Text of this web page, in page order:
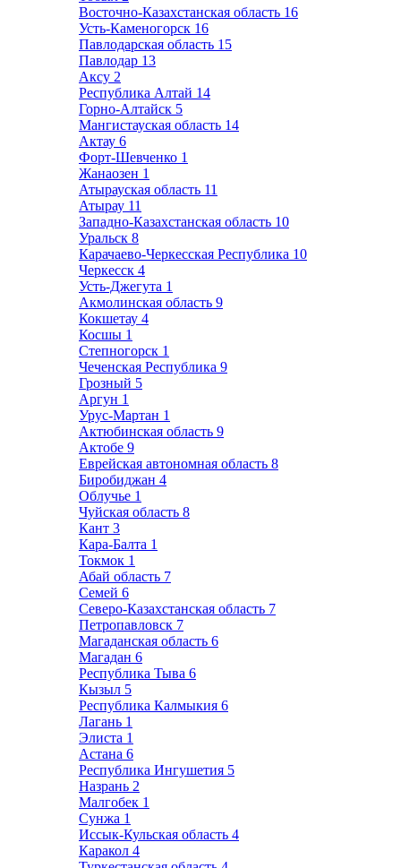
Восточно-Казахстанская область 16
Усть-Каменогорск 16
Павлодарская область 15
Павлодар 13
Аксу 2
Республика Алтай 14
Горно-Алтайск 5
Мангистауская область 14
Актау 6
Форт-Шевченко 1
Жанаозен 1
Атырауская область 11
Атырау 11
Западно-Казахстанская область 10
Уральск 8
Карачаево-Черкесская Республика 10
Черкесск 4
Усть-Джегута 1
Акмолинская область 9
Кокшетау 4
Косшы 1
Степногорск 1
Чеченская Республика 9
Грозный 5
Аргун 1
Урус-Мартан 1
Актюбинская область 9
Актобе 9
Еврейская автономная область 8
Биробиджан 4
Облучье 1
Чуйская область 8
Кант 3
Кара-Балта 1
Токмок 1
Абай область 7
Семей 6
Северо-Казахстанская область 7
Петропавловск 7
Магаданская область 6
Магадан 6
Республика Тыва 6
Кызыл 5
Республика Калмыкия 6
Лагань 1
Элиста 1
Астана 6
Республика Ингушетия 5
Назрань 2
Малгобек 1
Сунжа 1
Иссык-Кульская область 4
Каракол 4